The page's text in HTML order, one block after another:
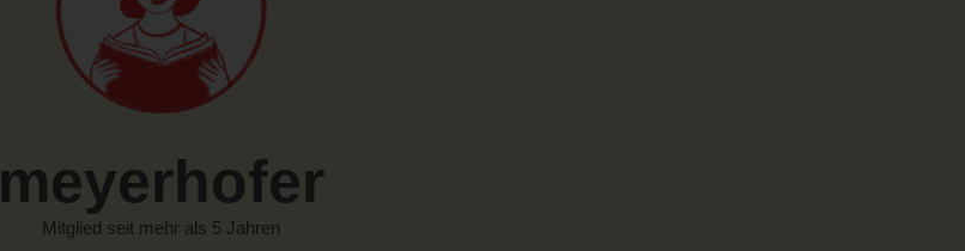
meyerhofer
Mitglied seit mehr als 5 Jahren